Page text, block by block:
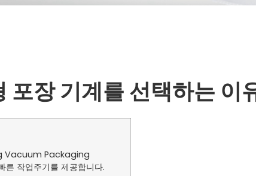
장 기계를 선택하는 이
Vacuum Packaging
작업주기를 제공합니다.